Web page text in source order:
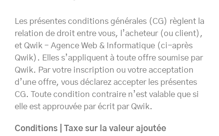
Les présentes conditions générales (CG) règlent la
relation de droit entre vous, l’acheteur (ou client),
et Qwik – Agence Web & Informatique (ci-après
Qwik). Elles s’appliquent à toute offre soumise par
Qwik. Par votre inscription ou votre acceptation
d’une offre, vous déclarez accepter les présentes
CG. Toute condition contraire n’est valable que si
elle est approuvée par écrit par Qwik.
Conditions | Taxe sur la valeur ajoutée